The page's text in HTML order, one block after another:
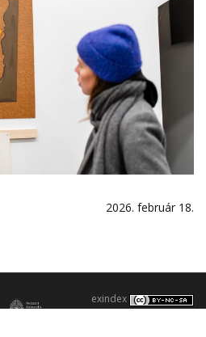
2026. február 18.
exindex